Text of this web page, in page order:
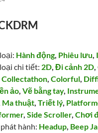
Hành động, Phiêu lưu,
chi tiết: 2D,Đi cảnh 2D,
Collectathon,Colorful,
ảo,Vẽ bằng tay,
Ma thuật,Triết lý,
,Side Scroller,Chơi
hành: Headup, Beep